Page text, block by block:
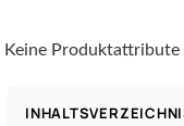
Keine Produktattribute